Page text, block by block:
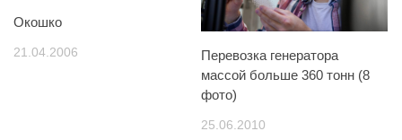
Окошко
21.04.2006
Перевозка генератора
массой больше 360 тонн (8
фото)
25.06.2010